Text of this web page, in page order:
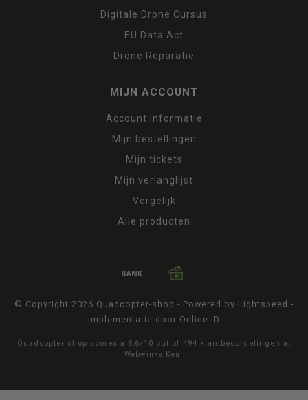
Digitale Drone Cursus
EU Data Act
Drone Reparatie
MIJN ACCOUNT
Account informatie
Mijn bestellingen
Mijn tickets
Mijn verlanglijst
Vergelijk
Alle producten
© Copyright 2026 Quadcopter-shop - Powered by Lightspeed -
Implementatie door Online ID
Quadcopter shop scores a 8,6/ 10 out of 494 klantbeoordelingen at
WebwinkelKeur